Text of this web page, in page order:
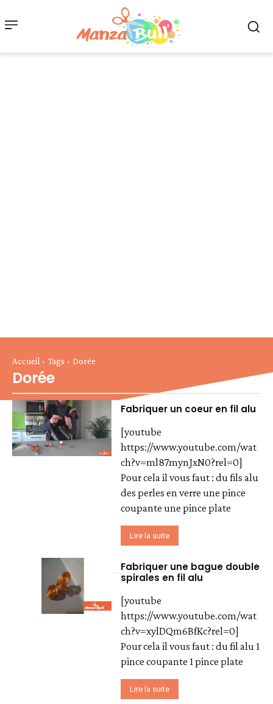
Accueil Tags Dorée
Dorée
Fabriquer un coeur en fil alu
[youtube
https://www.youtube.com/wat
ch?v=ml87mynJxN0?rel=0]
Pour cela il vous faut : du fils alu
des perles en verre une pince
coupante une pince plate
Lire la suite
Fabriquer une bague double
spirales en fil alu
[youtube
https://www.youtube.com/wat
ch?v=xylDQm6BfKc?rel=0]
Pour cela il vous faut : du fil alu 1
pince coupante 1 pince plate
Lire la suite